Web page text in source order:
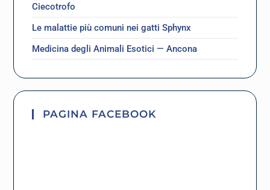
Ciecotrofo
Le malattie più comuni nei gatti Sphynx
Medicina degli Animali Esotici — Ancona
PAGINA FACEBOOK